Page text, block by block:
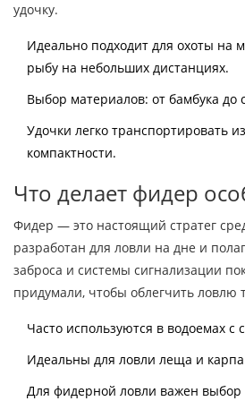
удочку.
Идеально подходит для охоты на
рыбу на небольших дистанциях.
Выбор материалов: от бамбука до
Удочки легко транспортировать
компактности.
Что делает фидер
Фидер — это настоящий стратег
разработан для ловли на дне и
заброса и системы сигнализации
придумали, чтобы облегчить
Часто используются в водоемах
Идеальны для ловли леща и
Для фидерной ловли важен